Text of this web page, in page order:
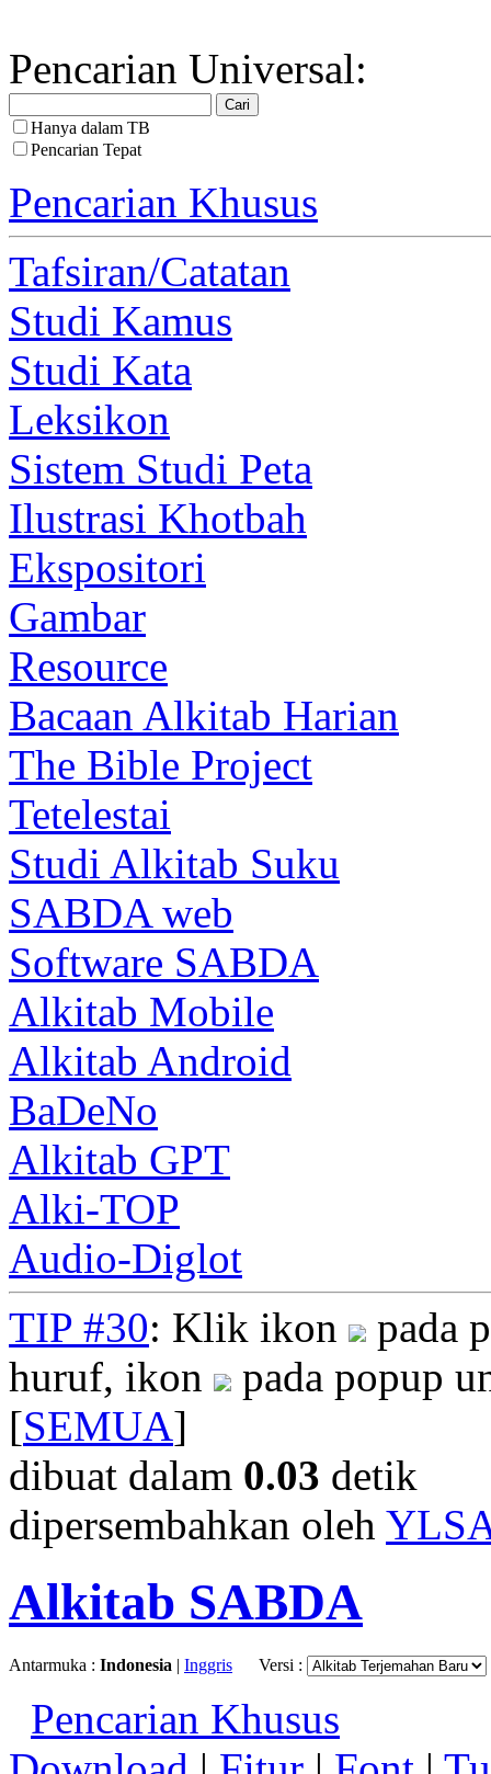
Pencarian Universal:
Hanya dalam TB
Pencarian Tepat
Pencarian Khusus
Tafsiran/Catatan
Studi Kamus
Studi Kata
Leksikon
Sistem Studi Peta
Ilustrasi Khotbah
Ekspositori
Gambar
Resource
Bacaan Alkitab Harian
The Bible Project
Tetelestai
Studi Alkitab Suku
SABDA web
Software SABDA
Alkitab Mobile
Alkitab Android
BaDeNo
Alkitab GPT
Alki-TOP
Audio-Diglot
TIP #30: Klik ikon
pada
huruf, ikon
pada popup
[SEMUA]
dibuat dalam 0.03 detik
dipersembahkan oleh
Alkitab SABDA
Antarmuka : Indonesia | Inggris Versi :
Pencarian Khusus